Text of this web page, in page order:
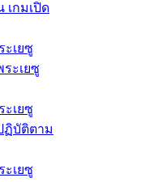
เกมเปิด
ะเยซู
ะเยซู
ะเยซู
ฏิบัติตาม
ะเยซู